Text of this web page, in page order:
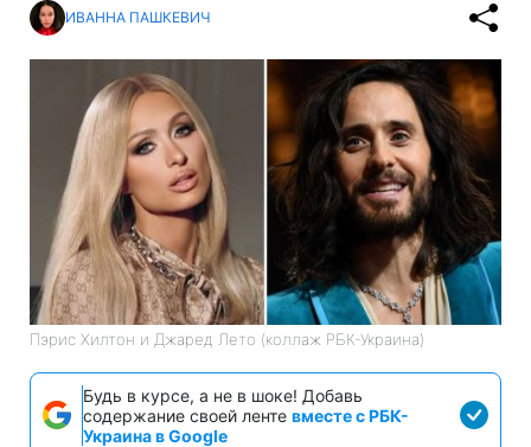
ИВАННА ПАШКЕВИЧ
Пэрис Хилтон и Джаред Лето (коллаж РБК-Украина)
Будь в курсе, а не в шоке! Добавь
содержание своей ленте вместе с РБК-
Украина в Google